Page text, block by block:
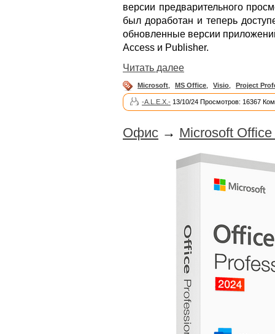
версии предварительного
был доработан и теперь
обновленные версии
Access и Publisher.
Читать далее
Microsoft MS Office Visio Project
-A.L.E.X.- 13/10/24 Просмотров: 16367
Офис → Microsoft